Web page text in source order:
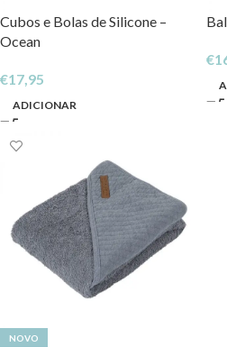
Cubos e Bolas de Silicone –
Ocean
€17,95
ADICIONAR
€
NOVO